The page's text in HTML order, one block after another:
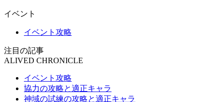
イベント
イベント攻略
注目の記事
ALIVED CHRONICLE
イベント攻略
協力の攻略と適正キャラ
神域の試練の攻略と適正キャラ